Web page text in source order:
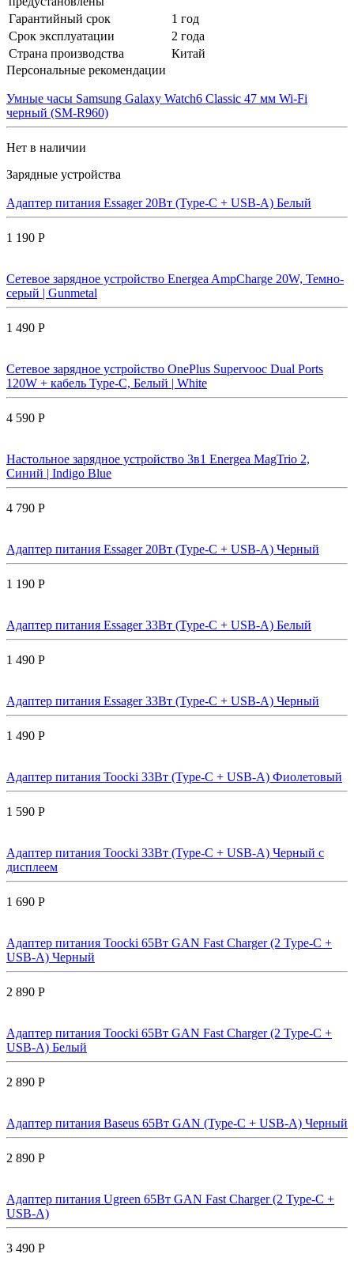
Гарантийный срок
1 год
Срок эксплуатации
2 года
Страна производства
Китай
Персональные рекомендации
Умные часы Samsung Galaxy Watch6 Classic 47 мм Wi-Fi
черный (SM-R960)
Нет в наличии
Зарядные устройства
Адаптер питания Essager 20Вт (Type-C + USB-A) Белый
1 190 Р
Сетевое зарядное устройство Energea AmpCharge 20W, Темно-
серый | Gunmetal
1 490 Р
Сетевое зарядное устройство OnePlus Supervooc Dual Ports
120W + кабель Type-C, Белый | White
4 590 Р
Настольное зарядное устройство 3в1 Energea MagTrio 2,
Синий | Indigo Blue
4 790 Р
Адаптер питания Essager 20Вт (Type-C + USB-A) Черный
1 190 Р
Адаптер питания Essager 33Вт (Type-C + USB-A) Белый
1 490 Р
Адаптер питания Essager 33Вт (Type-C + USB-A) Черный
1 490 Р
Адаптер питания Toocki 33Вт (Type-C + USB-A) Фиолетовый
1 590 Р
Адаптер питания Toocki 33Вт (Type-C + USB-A) Черный с
дисплеем
1 690 Р
Адаптер питания Toocki 65Вт GAN Fast Charger (2 Type-C +
USB-A) Черный
2 890 Р
Адаптер питания Toocki 65Вт GAN Fast Charger (2 Type-C +
USB-A) Белый
2 890 Р
Адаптер питания Baseus 65Вт GAN (Type-C + USB-A) Черный
2 890 Р
Адаптер питания Ugreen 65Вт GAN Fast Charger (2 Type-C +
USB-A)
3 490 Р